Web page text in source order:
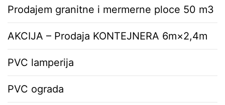
Prodajem granitne i mermerne ploce 50 m3
AKCIJA – Prodaja KONTEJNERA 6m×2,4m
PVC lamperija
PVC ograda